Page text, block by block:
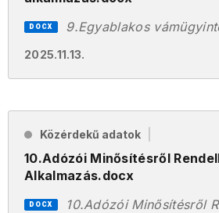
2025.11.13.
DOCX
Közérdekű adatok
10.Adózói Minősítésről
Alkalmazás.docx
DOCX